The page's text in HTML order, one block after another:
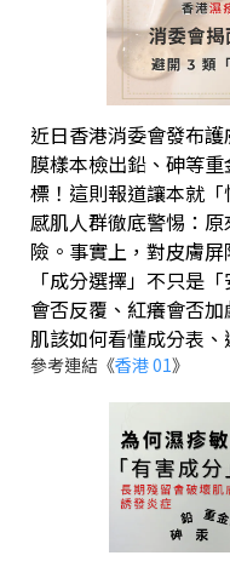
近日香港消委會發布
膜樣本檢出鉛、砷等
標！這則報道讓本就
感肌人群徹底警惕：
險。事實上，對皮膚
「成分選擇」不只是
會否反覆、紅癢會否
肌該如何看懂成分表、
參考連結《香港 01》